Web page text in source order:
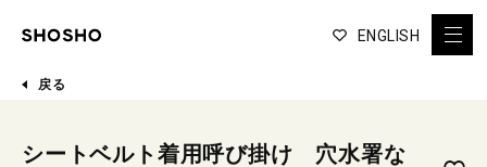
ENGLISH
戻る
シートベルト着用呼び掛け 穴水署な